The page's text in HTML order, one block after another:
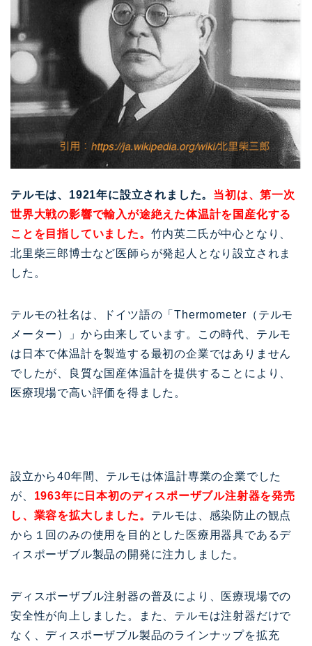
テルモは、1921年に設立されました。 当初は、第一次
世界大戦の影響で輸入が途絶えた体温計を国産化する
ことを目指していました。 竹内英二氏が中心となり、
北里柴三郎博士など医師らが発起人となり設立されま
した。
テルモの社名は、ドイツ語の「Thermometer（テルモ
メーター）」から由来しています。この時代、テルモ
は日本で体温計を製造する最初の企業ではありません
でしたが、良質な国産体温計を提供することにより、
医療現場で高い評価を得ました。
設立から40年間、テルモは体温計専業の企業でした
が、 1963年に日本初のディスポーザブル注射器を発売
し、業容を拡大しました。 テルモは、感染防止の観点
から１回のみの使用を目的とした医療用器具であるデ
ィスポーザブル製品の開発に注力しました。
ディスポーザブル注射器の普及により、医療現場での
安全性が向上しました。また、テルモは注射器だけで
なく、ディスポーザブル製品のラインナップを拡充